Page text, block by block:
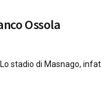
Ossola
stadio di Masnago,